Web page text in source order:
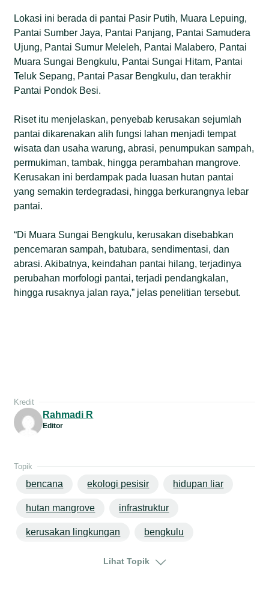
Lokasi ini berada di pantai Pasir Putih, Muara Lepuing,
Pantai Sumber Jaya, Pantai Panjang, Pantai Samudera
Ujung, Pantai Sumur Meleleh, Pantai Malabero, Pantai
Muara Sungai Bengkulu, Pantai Sungai Hitam, Pantai
Teluk Sepang, Pantai Pasar Bengkulu, dan terakhir
Pantai Pondok Besi.
Riset itu menjelaskan, penyebab kerusakan sejumlah
pantai dikarenakan alih fungsi lahan menjadi tempat
wisata dan usaha warung, abrasi, penumpukan sampah,
permukiman, tambak, hingga perambahan mangrove.
Kerusakan ini berdampak pada luasan hutan pantai
yang semakin terdegradasi, hingga berkurangnya lebar
pantai.
“Di Muara Sungai Bengkulu, kerusakan disebabkan
pencemaran sampah, batubara, sendimentasi, dan
abrasi. Akibatnya, keindahan pantai hilang, terjadinya
perubahan morfologi pantai, terjadi pendangkalan,
hingga rusaknya jalan raya,” jelas penelitian tersebut.
Kredit
Rahmadi R
Editor
Topik
bencana ekologi pesisir hidupan liar
hutan mangrove infrastruktur
kerusakan lingkungan bengkulu
Lihat Topik